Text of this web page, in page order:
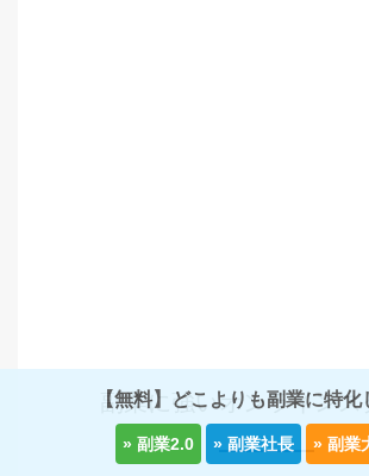
副業に強いオンライン
【無料】どこよりも副業に特化